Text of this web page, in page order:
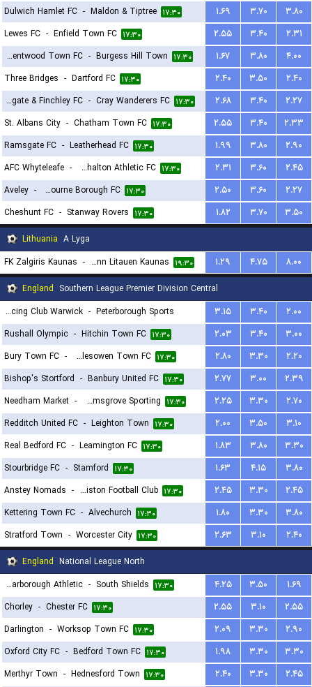
Dulwich Hamlet FC - Maldon & Tiptree ۱۷:۳۰ ۱.۶۹ ۳.۷۰
۳.۸۰
Lewes FC - Enfield Town FC ۱۷:۳۰ ۲.۵۵ ۳.۴۰
۲.۳۱
Brentwood Town FC
- Burgess Hill Town ۱۷:۳۰ ۱.۶۷ ۳.۸۰
۴.۰۰
Three Bridges - Dartford FC ۱۷:۳۰ ۲.۴۰ ۳.۵۰
۲.۴۰
Wingate & Finchley FC
- Cray Wanderers FC ۱۷:۳۰ ۲.۶۸ ۳.۴۰
۲.۲۷
St. Albans City - Chatham Town FC ۱۷:۳۰ ۲.۵۵ ۳.۴۰
۲.۳۳
Ramsgate FC - Leatherhead FC ۱۷:۳۰ ۱.۹۹ ۳.۸۰
۲.۹۰
AFC Whyteleafe - Carshalton Athletic FC ۱۷:۳۰ ۲.۳۱ ۳.۶۰
۲.۴۵
Aveley - Eastbourne Borough FC ۱۷:۳۰ ۲.۵۰ ۳.۶۰
۲.۲۷
Cheshunt FC - Stanway Rovers ۱۷:۳۰ ۱.۸۲ ۳.۷۰
۳.۵۰
Lithuania A Lyga
FK Zalgiris Kaunas - FC Hegelmann Litauen Kaunas ۱۹:۳۰ ۱.۲۹ ۴.۷۵
۸.۰۰
England Southern League Premier Division Central
Racing Club Warwick
- Peterborough Sports
۱۷:۳۰
۳.۱۵ ۳.۴۰
۲.۰۰
Rushall Olympic - Hitchin Town FC ۱۷:۳۰ ۲.۰۳ ۳.۴۰
۳.۰۰
Bury Town FC - Halesowen Town FC ۱۷:۳۰ ۲.۸۰ ۳.۳۰
۲.۲۰
Bishop's Stortford - Banbury United FC ۱۷:۳۰ ۲.۷۷ ۳.۰۰
۲.۳۹
Needham Market - Bromsgrove Sporting ۱۷:۳۰ ۲.۲۵ ۳.۳۰
۲.۷۰
Redditch United FC - Leighton Town ۱۷:۳۰ ۲.۰۰ ۳.۵۰
۳.۱۰
Real Bedford FC - Leamington FC ۱۷:۳۰ ۱.۸۳ ۳.۸۰
۳.۳۰
Stourbridge FC - Stamford ۱۷:۳۰ ۱.۶۳ ۴.۱۵
۳.۸۰
Anstey Nomads - Leiston Football Club ۱۷:۳۰ ۲.۴۵ ۳.۳۰
۲.۴۵
Kettering Town FC - Alvechurch ۱۷:۳۰ ۱.۸۰ ۳.۳۰
۳.۸۰
Stratford Town - Worcester City ۱۷:۳۰ ۲.۶۳ ۳.۱۰
۲.۴۰
England National League North
Scarborough Athletic
- South Shields ۱۷:۳۰ ۴.۲۵ ۳.۵۰
۱.۶۹
Chorley - Chester FC ۱۷:۳۰ ۲.۵۵ ۳.۱۰
۲.۵۵
Darlington - Worksop Town FC ۱۷:۳۰ ۲.۰۹ ۳.۳۰
۲.۹۰
Oxford City FC - Bedford Town FC ۱۷:۳۰ ۱.۹۸ ۳.۳۰
۳.۳۰
Merthyr Town - Hednesford Town ۱۷:۳۰ ۲.۴۰ ۳.۳۰
۲.۴۵